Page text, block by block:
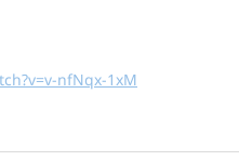
nfNqx-1xM